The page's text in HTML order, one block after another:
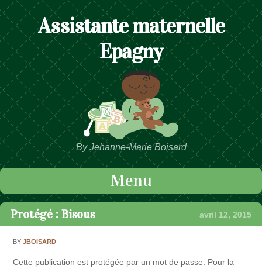
Assistante maternelle
Epagny
By Jehanne-Marie Boisard
Menu
Passer au contenu
Protégé : Bisous avril 12, 2015
BYJBOISARD
Cette publication est protégée par un mot de passe. Pour la